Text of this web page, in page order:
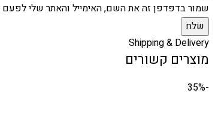
שמור בדפדפן זה את השם, האימייל והאתר שלי
Shipping & Delivery
מוצרים קשורים
-35%